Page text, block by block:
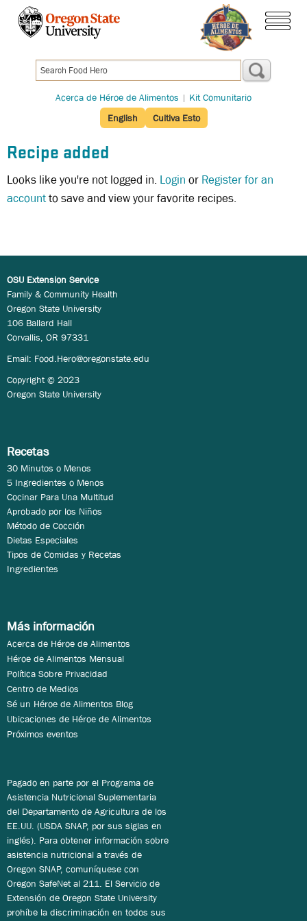
Pasar
principal
Acerca de Héroe de Alimentos | Kit Comunitario
English
Cultiva Esto
Recipe added
Looks like you're not logged in. Login or Register for an
accountto save and view your favorite recipes.
OSU Extension Service
Family & Community Health
Oregon State University
106 Ballard Hall
Corvallis, OR 97331
Email: Food.Hero@oregonstate.edu
Copyright © 2023
Oregon State University
Recetas
30 Minutos o Menos
5 Ingredientes o Menos
Cocinar Para Una Multitud
Aprobado por los Niños
Método de Cocción
Dietas Especiales
Tipos de Comidas y Recetas
Ingredientes
Más información
Acerca de Héroe de Alimentos
Héroe de Alimentos Mensual
Política Sobre Privacidad
Centro de Medios
Sé un Héroe de Alimentos Blog
Ubicaciones de Héroe de Alimentos
Próximos eventos
Pagado en parte por el Programa de
Asistencia Nutricional Suplementaria
del Departamento de Agricultura de los
EE.UU. (USDA SNAP, por sus siglas en
inglés). Para obtener información sobre
asistencia nutricional a través de
Oregon SNAP, comuníquese con
Oregon SafeNet al 211. El Servicio de
Extensión de Oregon State University
prohíbe la discriminación en todos sus